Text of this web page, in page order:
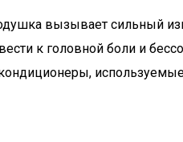
вызывает сильный
к головной боли и